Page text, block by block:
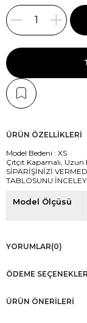
ÜRÜN ÖZELLIKLERI
Model Bedeni : XS
Çıtçıt Kapamalı, Uzun
SİPARİŞİNİZİ
TABLOSUNU
Model Ölçüsü
YORUMLAR(0)
ÖDEME
ÜRÜN ÖNERILERI